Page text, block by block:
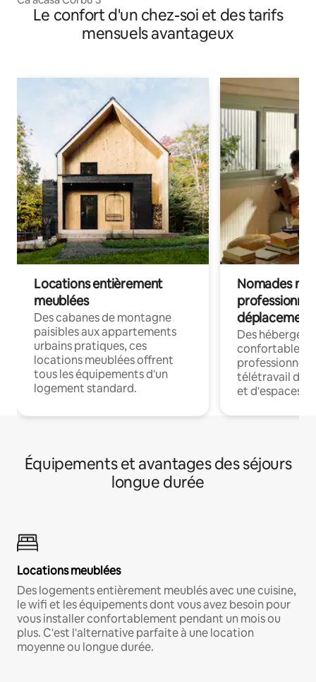
Le confort d'un chez-soi et des tarifs
mensuels avantageux
Locations entièrement
meublées
Des cabanes de montagne
paisibles aux appartements
urbains pratiques, ces
locations meublées offrent
tous les équipements d'un
logement standard.
Nomades
déplacement
Des
confortables
professionnels
télétravail
et d'espaces
Équipements et avantages des séjours
longue durée
Locations meublées
Des logements entièrement meublés avec une cuisine,
le wifi et les équipements dont vous avez besoin pour
vous installer confortablement pendant un mois ou
plus. C'est l'alternative parfaite à une location
moyenne ou longue durée.